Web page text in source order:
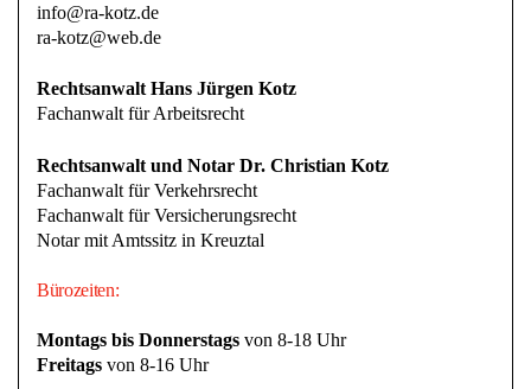
info@ra-kotz.de
ra-kotz@web.de
Rechtsanwalt Hans Jürgen Kotz
Fachanwalt für Arbeitsrecht
Rechtsanwalt und Notar Dr. Christian Kotz
Fachanwalt für Verkehrsrecht
Fachanwalt für Versicherungsrecht
Notar mit Amtssitz in Kreuztal
Bürozeiten:
Montags bis Donnerstags von 8-18 Uhr
Freitags von 8-16 Uhr